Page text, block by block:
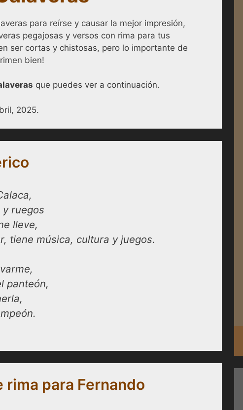
para reírse y causar la mejor impresión,
pegajosas y versos con rima para tus
ser cortas y chistosas, pero lo importante de
bien!
que puedes ver a continuación.
2025.
ruegos
lleve,
tiene música, cultura y juegos.
panteón,
rima para Fernando